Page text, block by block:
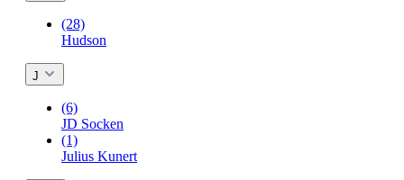
(28)
Hudson
J
(6)
JD Socken
(1)
Julius Kunert